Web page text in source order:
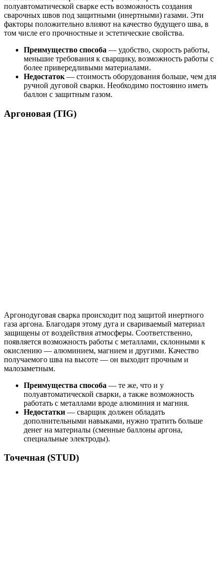
полуавтоматической сварке есть возможность создания
сварочных швов под защитными (инертными) газами. Эти
факторы положительно влияют на качество будущего шва, в
том числе его прочностные и эстетические свойства.
Преимущество способа — удобство, скорость работы,
меньшие требования к сварщику, возможность работы с
более привередливыми материалами.
Недостаток — стоимость оборудования больше, чем для
ручной дуговой сварки. Необходимо постоянно иметь
баллон с защитным газом.
Аргоновая (TIG)
Аргонодуговая сварка происходит под защитой инертного
газа аргона. Благодаря этому дуга и свариваемый материал
защищены от воздействия атмосферы. Соответственно,
появляется возможность работы с металлами, склонными к
окислению — алюминием, магнием и другими. Качество
получаемого шва на высоте — он выходит прочным и
малозаметным.
Преимущества способа — те же, что и у
полуавтоматической сварки, а также возможность
работать с металлами вроде алюминия и магния.
Недостатки — сварщик должен обладать
дополнительными навыками, нужно тратить больше
денег на материалы (сменные баллоны аргона,
специальные электроды).
Точечная (STUD)